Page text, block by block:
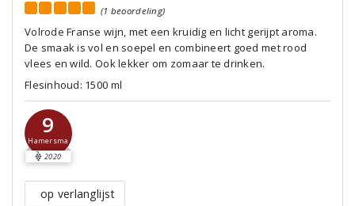
(1 beoordeling)
Volrode Franse wijn, met een kruidig en licht gerijpt aroma.
De smaak is vol en soepel en combineert goed met rood
vlees en wild. Ook lekker om zomaar te drinken.
Flesinhoud: 1500 ml
9
Hamersma
2020
op verlanglijst